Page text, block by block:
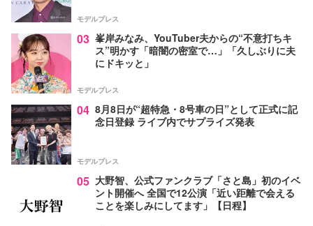
モデルプレス
03 峯岸みなみ、YouTuber夫からの“不意打ちキ
ス”明かす「暗闇の密室で…」「久しぶりに夫
にドキッと」
モデルプレス
04 8月8日が“超特急・8号車の日”として正式に記
念日登録 ライブ内でサプライズ発表
モデルプレス
05 大野智、公式ファンクラブ「さと島」初のイベ
ント開催へ 全国で12公演「近い距離で会える
ことを楽しみにしてます」【日程】